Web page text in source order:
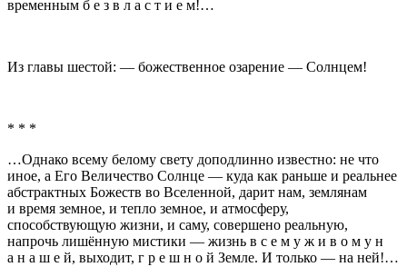
временным б е з в л а с т и е м!…
Из главы шестой: — божественное озарение — Солнцем!
* * *
…Однако всему белому свету доподлинно известно: не что
иное, а Его Величество Солнце — куда как раньше и реальнее
абстрактных Божеств во Вселенной, дарит нам, землянам
и время земное, и тепло земное, и атмосферу,
способствующую жизни, и саму, совершено реальную,
напрочь лишённую мистики — жизнь в с е м у ж и в о м у н
а н а ш е й, выходит, г р е ш н о й Земле. И только — на ней!…